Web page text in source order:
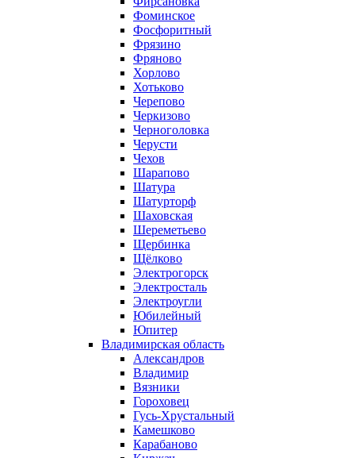
Фоминское
Фосфоритный
Фрязино
Фряново
Хорлово
Хотьково
Черепово
Черкизово
Черноголовка
Черусти
Чехов
Шарапово
Шатура
Шатурторф
Шаховская
Шереметьево
Щербинка
Щёлково
Электрогорск
Электросталь
Электроугли
Юбилейный
Юпитер
Владимирская область
Александров
Владимир
Вязники
Гороховец
Гусь-Хрустальный
Камешково
Карабаново